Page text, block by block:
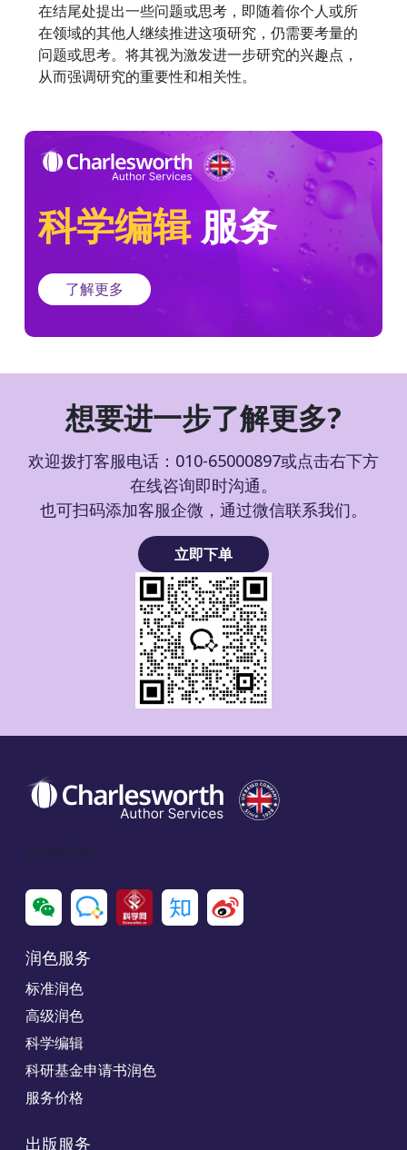
在结尾处提出一些问题或思考，即随着你个人或所
在领域的其他人继续推进这项研究，仍需要考量的
问题或思考。将其视为激发进一步研究的兴趣点，
从而强调研究的重要性和相关性。
科学编辑服务
了解更多
想要进一步了解更多?
欢迎拨打客服电话：010-65000897或点击右下方
在线咨询即时沟通。
也可扫码添加客服企微，通过微信联系我们。
立即下单
Social Icon
润色服务
标准润色
高级润色
科学编辑
科研基金申请书润色
服务价格
出版服务